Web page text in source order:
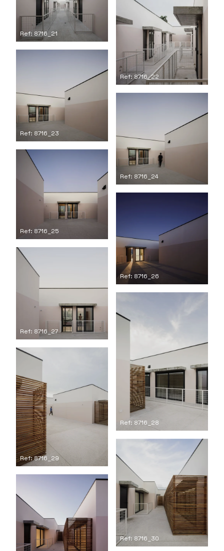
Ref: 8716_21
Ref: 8716_22
Ref: 8716_23
Ref: 8716_24
Ref: 8716_25
Ref: 8716_26
Ref: 8716_27
Ref: 8716_28
Ref: 8716_29
Ref: 8716_30